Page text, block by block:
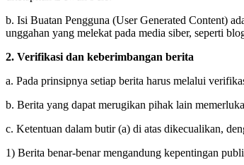
b. Isi Buatan Pengguna (User Generated Content)
unggahan yang melekat pada media siber, seperti
2. Verifikasi dan keberimbangan berita
a. Pada prinsipnya setiap berita harus melalui
b. Berita yang dapat merugikan pihak lain
c. Ketentuan dalam butir (a) di atas dikecualikan,
1) Berita benar-benar mengandung kepentingan